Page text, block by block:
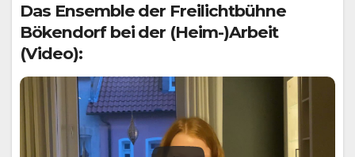
Das Ensemble der Freilichtbühne
Bökendorf bei der (Heim-)Arbeit
(Video):